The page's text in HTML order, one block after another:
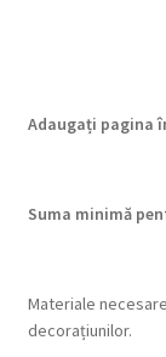
Adaugați pagina
Suma minimă
Materiale
decorațiunilor.